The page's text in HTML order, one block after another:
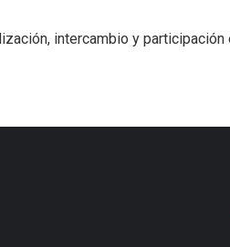
intercambio y participación